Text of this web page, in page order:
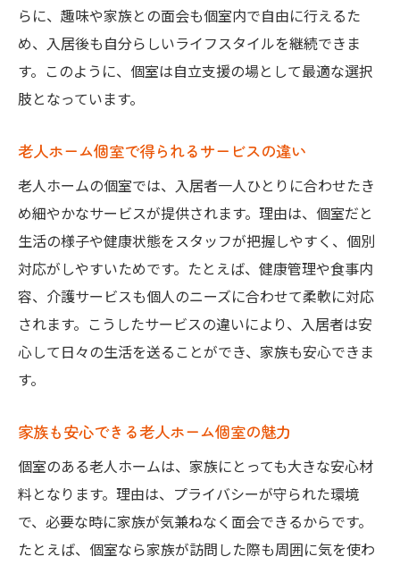
らに、趣味や家族との面会も個室内で自由に行えるた
め、入居後も自分らしいライフスタイルを継続できま
す。このように、個室は自立支援の場として最適な選択
肢となっています。
老人ホーム個室で得られるサービスの違い
老人ホームの個室では、入居者一人ひとりに合わせたき
め細やかなサービスが提供されます。理由は、個室だと
生活の様子や健康状態をスタッフが把握しやすく、個別
対応がしやすいためです。たとえば、健康管理や食事内
容、介護サービスも個人のニーズに合わせて柔軟に対応
されます。こうしたサービスの違いにより、入居者は安
心して日々の生活を送ることができ、家族も安心できま
す。
家族も安心できる老人ホーム個室の魅力
個室のある老人ホームは、家族にとっても大きな安心材
料となります。理由は、プライバシーが守られた環境
で、必要な時に家族が気兼ねなく面会できるからです。
たとえば、個室なら家族が訪問した際も周囲に気を使わ